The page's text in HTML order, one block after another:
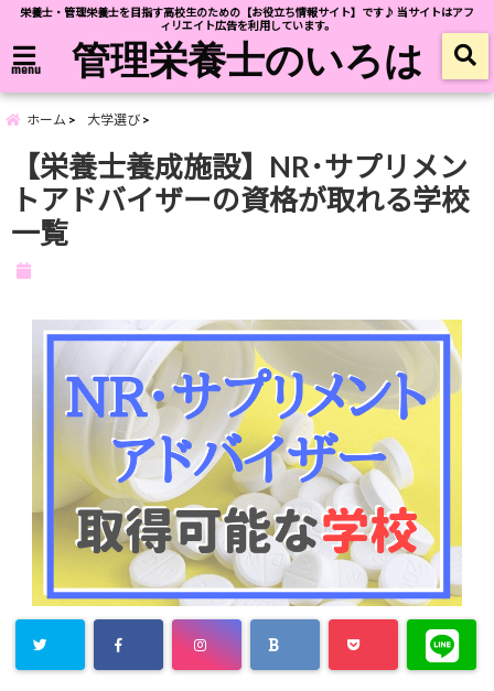
栄養士・管理栄養士を目指す高校生のための【お役立ち情報サイト】です♪ 当サイトはアフ
ィリエイト広告を利用しています。
menu 管理栄養士のいろは
ホーム 大学選び
【栄養士養成施設】NR･サプリメン
トアドバイザーの資格が取れる学校
一覧